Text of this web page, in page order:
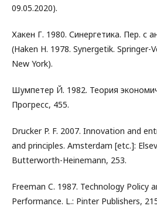
09.05.2020).
Хакен Г. 1980. Синергетика. Пер. с
(Haken H. 1978. Synergetik. Springer-
New York).
Шумпетер Й. 1982. Теория
Прогресс, 455.
Drucker P. F. 2007. Innovation and
and principles. Amsterdam [etc.]:
Butterworth-Heinemann, 253.
Freeman C. 1987. Technology Policy
Performance. L.: Pinter Publishers,